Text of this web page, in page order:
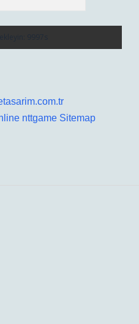
nttgame Sitemap